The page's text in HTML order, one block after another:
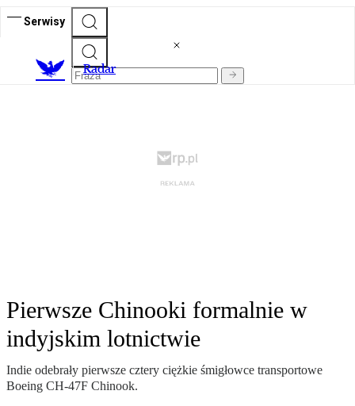
Serwisy
Radar
Pierwsze Chinooki formalnie w
indyjskim lotnictwie
Indie odebrały pierwsze cztery ciężkie śmigłowce transportowe
Boeing CH-47F Chinook.